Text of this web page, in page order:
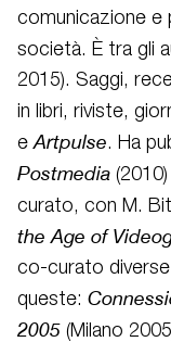
comunicazione e
società. È tra gli
2015). Saggi,
in libri, riviste,
eArtpulse. Ha
Postmedia
curato, con M.
the Age of
co-curato
queste:
2005 (Milano